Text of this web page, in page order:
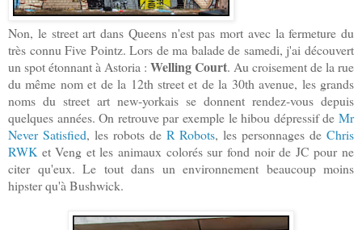
Non, le street art dans Queens n'est pas mort avec la fermeture du
très connu Five Pointz. Lors de ma balade de samedi, j'ai découvert
un spot étonnant à Astoria : Welling Court. Au croisement de la rue
du même nom et de la 12th street et de la 30th avenue, les grands
noms du street art new-yorkais se donnent rendez-vous depuis
quelques années. On retrouve par exemple le hibou dépressif de Mr
Never Satisfied, les robots de R Robots, les personnages deChris
RWKet Veng et les animaux colorés sur fond noir de JC pour ne
citer qu'eux. Le tout dans un environnement beaucoup moins
hipster qu'à Bushwick.